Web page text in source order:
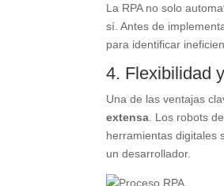
La RPA no solo
sí. Antes de
para identificar
4. Flexibilidad
Una de las ventajas
extensa . Los robots
herramientas digitales
un desarrollador.